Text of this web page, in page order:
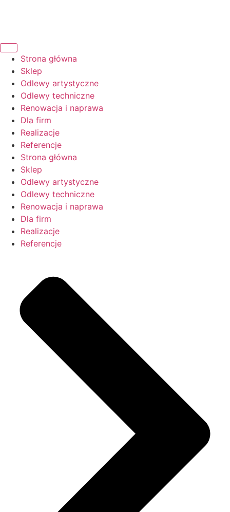
Strona główna
Sklep
Odlewy artystyczne
Odlewy techniczne
Renowacja i naprawa
Dla firm
Realizacje
Referencje
Strona główna
Sklep
Odlewy artystyczne
Odlewy techniczne
Renowacja i naprawa
Dla firm
Realizacje
Referencje